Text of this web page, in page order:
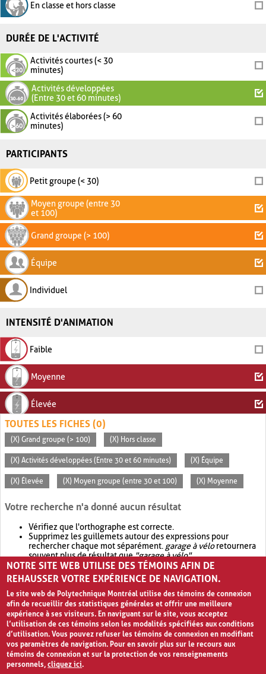
En classe et hors classe
DURÉE DE L'ACTIVITÉ
Activités courtes (< 30
minutes)
Activités développées
(Entre 30 et 60 minutes)
Activités élaborées (> 60
minutes)
PARTICIPANTS
Petit groupe (< 30)
Moyen groupe (entre 30
et 100)
Grand groupe (> 100)
Équipe
Individuel
INTENSITÉ D'ANIMATION
Faible
Moyenne
Élevée
TOUTES LES FICHES (0)
(X) Grand groupe (> 100) (X) Hors classe
(X) Activités développées (Entre 30 et 60 minutes) (X) Équipe
(X) Élevée (X) Moyen groupe (entre 30 et 100) (X) Moyenne
Votre recherche n'a donné aucun résultat
Vérifiez que l'orthographe est correcte.
Supprimez les guillemets autour des expressions pour
rechercher chaque mot séparément. garage à véloretournera
souvent plus de résultat que"garage à vélo".
Envisagez d'élargir votre recherche avec OR.garage OR vélo
retournera souvent plus de résultat quegarage à vélo
NOTRE SITE WEB UTILISE DES TÉMOINS AFIN DE
REHAUSSER VOTRE EXPÉRIENCE DE NAVIGATION.
Le site web de Polytechnique Montréal utilise des témoins de connexion
afin de recueillir des statistiques générales et offrir une meilleure
expérience à ses visiteurs. En naviguant sur le site, vous acceptez
l’utilisation de ces témoins selon les modalités spécifiées aux conditions
d’utilisation. Vous pouvez refuser les témoins de connexion en modifiant
vos paramètres de navigation. Pour en savoir plus sur le recours aux
témoins de connexion et sur la protection de vos renseignements
personnels,cliquez ici.